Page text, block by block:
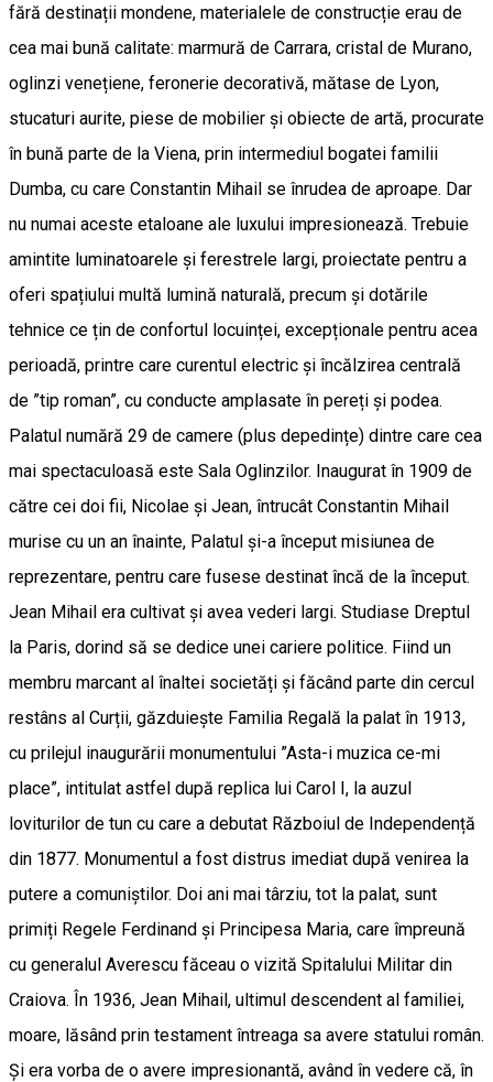
fără destinații mondene, materialele de construcție erau de
cea mai bună calitate: marmură de Carrara, cristal de Murano,
oglinzi venețiene, feronerie decorativă, mătase de Lyon,
stucaturi aurite, piese de mobilier și obiecte de artă, procurate
în bună parte de la Viena, prin intermediul bogatei familii
Dumba, cu care Constantin Mihail se înrudea de aproape. Dar
nu numai aceste etaloane ale luxului impresionează. Trebuie
amintite luminatoarele și ferestrele largi, proiectate pentru a
oferi spațiului multă lumină naturală, precum și dotările
tehnice ce țin de confortul locuinței, excepționale pentru acea
perioadă, printre care curentul electric și încălzirea centrală
de ”tip roman”, cu conducte amplasate în pereți și podea.
Palatul numără 29 de camere (plus depedințe) dintre care cea
mai spectaculoasă este Sala Oglinzilor. Inaugurat în 1909 de
către cei doi fii, Nicolae și Jean, întrucât Constantin Mihail
murise cu un an înainte, Palatul și-a început misiunea de
reprezentare, pentru care fusese destinat încă de la început.
Jean Mihail era cultivat și avea vederi largi. Studiase Dreptul
la Paris, dorind să se dedice unei cariere politice. Fiind un
membru marcant al înaltei societăți și făcând parte din cercul
restâns al Curții, găzduiește Familia Regală la palat în 1913,
cu prilejul inaugurării monumentului ”Asta-i muzica ce-mi
place”, intitulat astfel după replica lui Carol I, la auzul
loviturilor de tun cu care a debutat Războiul de Independență
din 1877. Monumentul a fost distrus imediat după venirea la
putere a comuniștilor. Doi ani mai târziu, tot la palat, sunt
primiți Regele Ferdinand și Principesa Maria, care împreună
cu generalul Averescu făceau o vizită Spitalului Militar din
Craiova. În 1936, Jean Mihail, ultimul descendent al familiei,
moare, lăsând prin testament întreaga sa avere statului român.
Și era vorba de o avere impresionantă, având în vedere că, în